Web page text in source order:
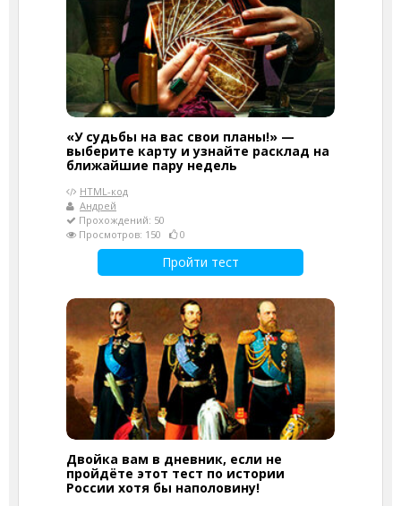
«У судьбы на вас свои планы!» —
выберите карту и узнайте расклад на
ближайшие пару недель
HTML-код
Андрей
Прохождений: 50
Просмотров: 150
0
Пройти тест
Двойка вам в дневник, если не
пройдёте этот тест по истории
России хотя бы наполовину!